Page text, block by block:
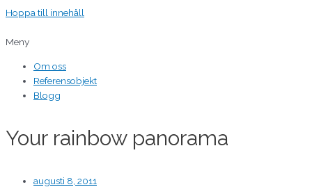
Hoppa till innehåll
Meny
Om oss
Referensobjekt
Blogg
Your rainbow panorama
augusti 8, 2011